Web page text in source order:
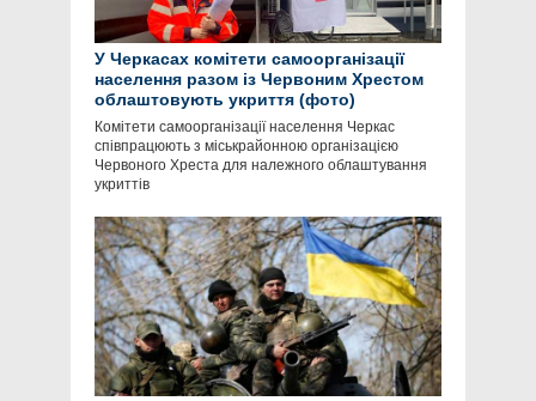
У Черкасах комітети самоорганізації
населення разом із Червоним Хрестом
облаштовують укриття (фото)
Комітети самоорганізації населення Черкас
співпрацюють з міськрайонною організацією
Червоного Хреста для належного облаштування
укриттів